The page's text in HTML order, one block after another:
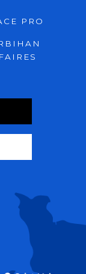
PRO